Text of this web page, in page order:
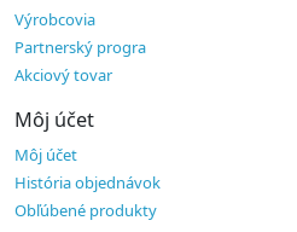
Výrobcovia
Partnerský progra
Akciový tovar
Môj účet
Môj účet
História objednávok
Obľúbené produkty